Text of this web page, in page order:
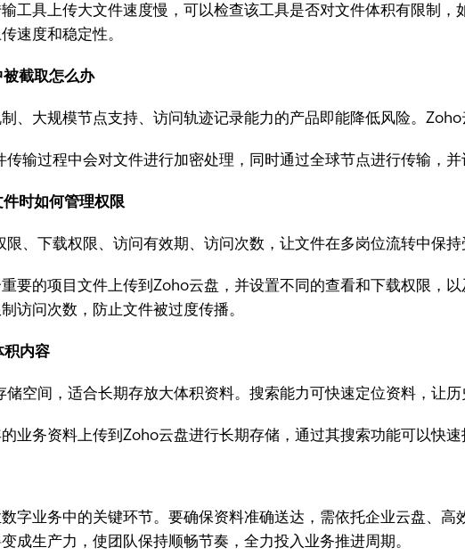
工具上传大文件速度慢，可以检查该工具是否对文件体积有限制
速度和稳定性。
截取怎么办
、大规模节点支持、访问轨迹记录能力的产品即能降低风险。
输过程中会对文件进行加密处理，同时通过全球节点进行传输，
时如何管理权限
、下载权限、访问有效期、访问次数，让文件在多岗位流转中保持
要的项目文件上传到Zoho云盘，并设置不同的查看和下载权限，
访问次数，防止文件被过度传播。
积内容
空间，适合长期存放大体积资料。搜索能力可快速定位资料，让历
业务资料上传到Zoho云盘进行长期存储，通过其搜索功能可以快
字业务中的关键环节。要确保资料准确送达，需依托企业云盘、
成生产力，使团队保持顺畅节奏，全力投入业务推进周期。